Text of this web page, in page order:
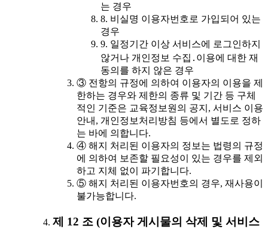
는 경우
8. 비실명 이용자번호로 가입되어 있는
경우
9. 일정기간 이상 서비스에 로그인하지
않거나 개인정보 수집․이용에 대한 재
동의를 하지 않은 경우
③ 전항의 규정에 의하여 이용자의 이용을 제
한하는 경우와 제한의 종류 및 기간 등 구체
적인 기준은 교육정보원의 공지, 서비스 이용
안내, 개인정보처리방침 등에서 별도로 정하
는 바에 의합니다.
④ 해지 처리된 이용자의 정보는 법령의 규정
에 의하여 보존할 필요성이 있는 경우를 제외
하고 지체 없이 파기합니다.
⑤ 해지 처리된 이용자번호의 경우, 재사용이
불가능합니다.
제 12 조 (이용자 게시물의 삭제 및 서비스